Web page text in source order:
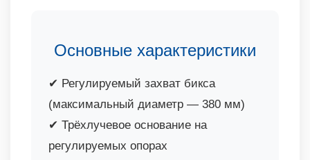
Основные характеристики
✔ Регулируемый захват бикса
(максимальный диаметр — 380 мм)
✔ Трёхлучевое основание на
регулируемых опорах